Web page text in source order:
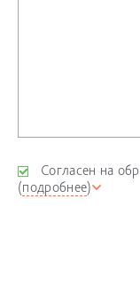
Согласен на
(подробнее)